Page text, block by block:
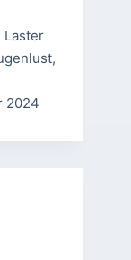
Laster
2024